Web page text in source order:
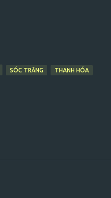
SÓC TRĂNG THANH HÓA